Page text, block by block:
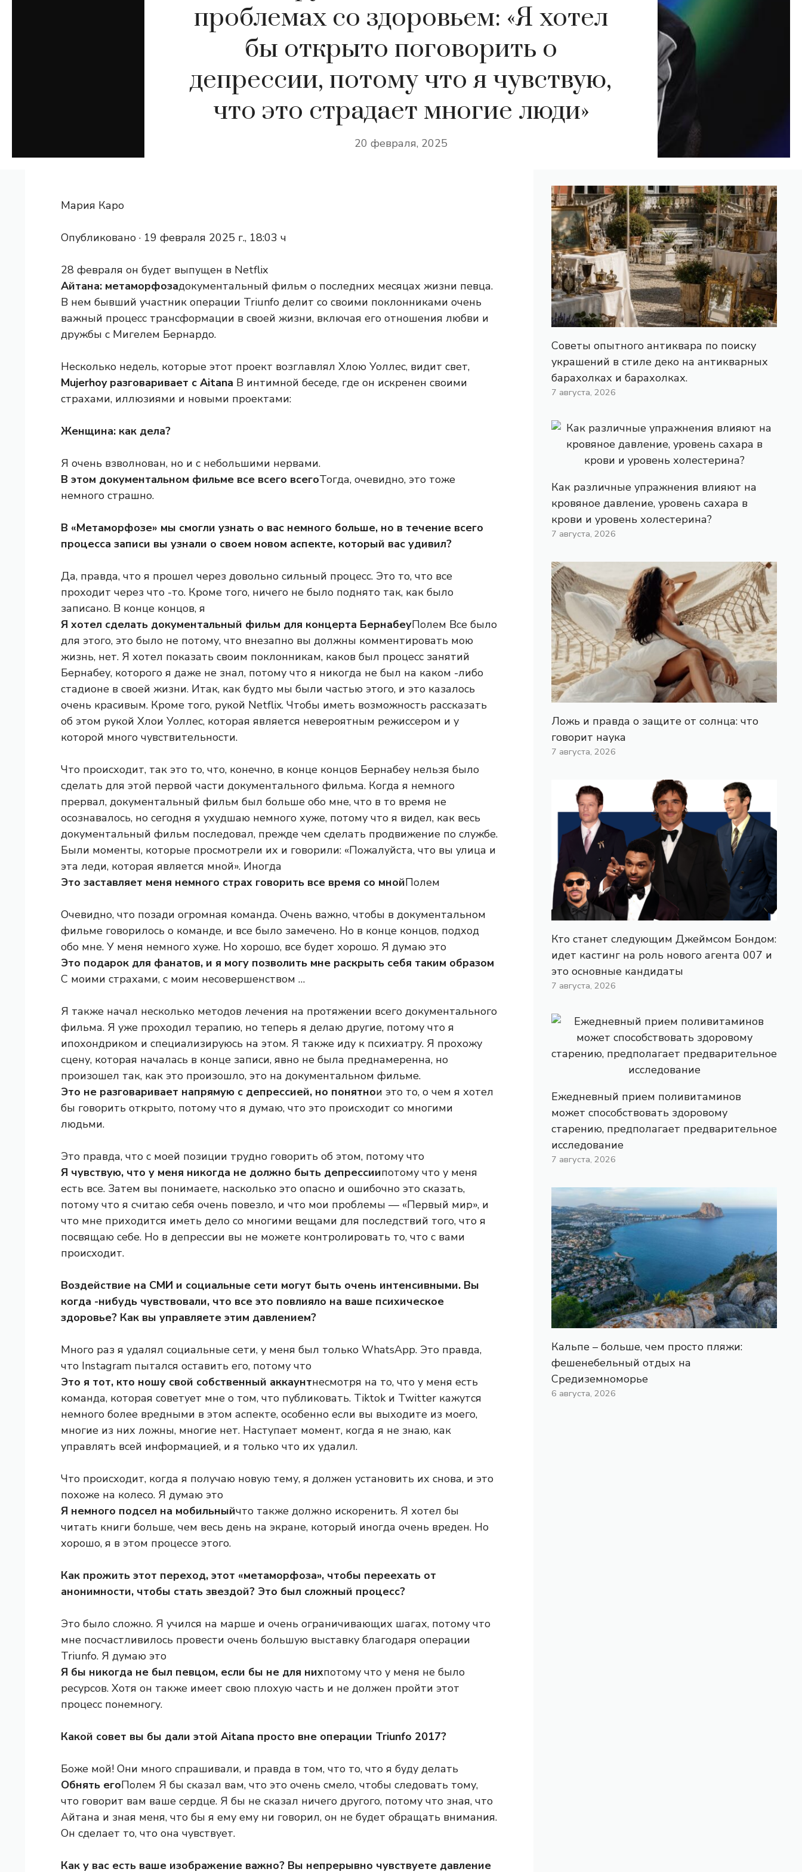
проблемах со здоровьем: «Я хотел
бы открыто поговорить о
депрессии, потому что я чувствую,
что это страдает многие люди»
20 февраля, 2025
Мария Каро
Опубликовано · 19 февраля 2025 г., 18:03 ч
28 февраля он будет выпущен в Netflix
Айтана: метаморфозадокументальный фильм о последних месяцах жизни певца.
В нем бывший участник операции Triunfo делит со своими поклонниками очень
важный процесс трансформации в своей жизни, включая его отношения любви и
дружбы с Мигелем Бернардо.
Несколько недель, которые этот проект возглавлял Хлою Уоллес, видит свет,
Mujerhoy разговаривает с Aitana В интимной беседе, где он искренен своими
страхами, иллюзиями и новыми проектами:
Женщина: как дела?
Я очень взволнован, но и с небольшими нервами.
В этом документальном фильме все всего всегоТогда, очевидно, это тоже
немного страшно.
В «Метаморфозе» мы смогли узнать о вас немного больше, но в течение всего
процесса записи вы узнали о своем новом аспекте, который вас удивил?
Да, правда, что я прошел через довольно сильный процесс. Это то, что все
проходит через что -то. Кроме того, ничего не было поднято так, как было
записано. В конце концов, я
Я хотел сделать документальный фильм для концерта БернабеуПолем Все было
для этого, это было не потому, что внезапно вы должны комментировать мою
жизнь, нет. Я хотел показать своим поклонникам, каков был процесс занятий
Бернабеу, которого я даже не знал, потому что я никогда не был на каком -либо
стадионе в своей жизни. Итак, как будто мы были частью этого, и это казалось
очень красивым. Кроме того, рукой Netflix. Чтобы иметь возможность рассказать
об этом рукой Хлои Уоллес, которая является невероятным режиссером и у
которой много чувствительности.
Что происходит, так это то, что, конечно, в конце концов Бернабеу нельзя было
сделать для этой первой части документального фильма. Когда я немного
прервал, документальный фильм был больше обо мне, что в то время не
осознавалось, но сегодня я ухудшаю немного хуже, потому что я видел, как весь
документальный фильм последовал, прежде чем сделать продвижение по службе.
Были моменты, которые просмотрели их и говорили: «Пожалуйста, что вы улица и
эта леди, которая является мной». Иногда
Это заставляет меня немного страх говорить все время со мнойПолем
Очевидно, что позади огромная команда. Очень важно, чтобы в документальном
фильме говорилось о команде, и все было замечено. Но в конце концов, подход
обо мне. У меня немного хуже. Но хорошо, все будет хорошо. Я думаю это
Это подарок для фанатов, и я могу позволить мне раскрыть себя таким образом
С моими страхами, с моим несовершенством …
Я также начал несколько методов лечения на протяжении всего документального
фильма. Я уже проходил терапию, но теперь я делаю другие, потому что я
ипохондриком и специализируюсь на этом. Я также иду к психиатру. Я прохожу
сцену, которая началась в конце записи, явно не была преднамеренна, но
произошел так, как это произошло, это на документальном фильме.
Это не разговаривает напрямую с депрессией, но понятнои это то, о чем я хотел
бы говорить открыто, потому что я думаю, что это происходит со многими
людьми.
Это правда, что с моей позиции трудно говорить об этом, потому что
Я чувствую, что у меня никогда не должно быть депрессиипотому что у меня
есть все. Затем вы понимаете, насколько это опасно и ошибочно это сказать,
потому что я считаю себя очень повезло, и что мои проблемы — «Первый мир», и
что мне приходится иметь дело со многими вещами для последствий того, что я
посвящаю себе. Но в депрессии вы не можете контролировать то, что с вами
происходит.
Воздействие на СМИ и социальные сети могут быть очень интенсивными. Вы
когда -нибудь чувствовали, что все это повлияло на ваше психическое
здоровье? Как вы управляете этим давлением?
Много раз я удалял социальные сети, у меня был только WhatsApp. Это правда,
что Instagram пытался оставить его, потому что
Это я тот, кто ношу свой собственный аккаунтнесмотря на то, что у меня есть
команда, которая советует мне о том, что публиковать. Tiktok и Twitter кажутся
немного более вредными в этом аспекте, особенно если вы выходите из моего,
многие из них ложны, многие нет. Наступает момент, когда я не знаю, как
управлять всей информацией, и я только что их удалил.
Что происходит, когда я получаю новую тему, я должен установить их снова, и это
похоже на колесо. Я думаю это
Я немного подсел на мобильныйчто также должно искоренить. Я хотел бы
читать книги больше, чем весь день на экране, который иногда очень вреден. Но
хорошо, я в этом процессе этого.
Как прожить этот переход, этот «метаморфоза», чтобы переехать от
анонимности, чтобы стать звездой? Это был сложный процесс?
Это было сложно. Я учился на марше и очень ограничивающих шагах, потому что
мне посчастливилось провести очень большую выставку благодаря операции
Triunfo. Я думаю это
Я бы никогда не был певцом, если бы не для нихпотому что у меня не было
ресурсов. Хотя он также имеет свою плохую часть и не должен пройти этот
процесс понемногу.
Какой совет вы бы дали этой Aitana просто вне операции Triunfo 2017?
Боже мой! Они много спрашивали, и правда в том, что то, что я буду делать
Обнять егоПолем Я бы сказал вам, что это очень смело, чтобы следовать тому,
что говорит вам ваше сердце. Я бы не сказал ничего другого, потому что зная, что
Айтана и зная меня, что бы я ему ему ни говорил, он не будет обращать внимания.
Он сделает то, что она чувствует.
Как у вас есть ваше изображение важно? Вы непрерывно чувствуете давление
Советы опытного антиквара по поиску
украшений в стиле деко на антикварных
барахолках и барахолках.
7 августа, 2026
Как различные упражнения влияют на
кровяное давление, уровень сахара в
крови и уровень холестерина?
7 августа, 2026
Ложь и правда о защите от солнца: что
говорит наука
7 августа, 2026
Кто станет следующим Джеймсом Бондом:
идет кастинг на роль нового агента 007 и
это основные кандидаты
7 августа, 2026
Ежедневный прием поливитаминов
может способствовать здоровому
старению, предполагает предварительное
исследование
7 августа, 2026
Кальпе – больше, чем просто пляжи:
фешенебельный отдых на
Средиземноморье
6 августа, 2026